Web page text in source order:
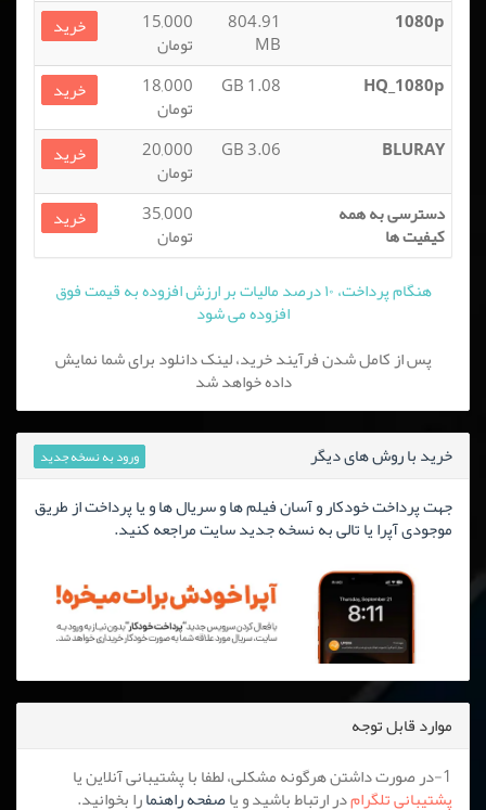
1080p
804.91
MB
15,000
تومان
خرید
HQ_1080p
1.08 GB
18,000
تومان
خرید
BLURAY
3.06 GB
20,000
تومان
خرید
دسترسی به همه
کیفیت ها
35,000
تومان
خرید
هنگام پرداخت، ۱۰ درصد مالیات بر ارزش افزوده به قیمت فوق
افزوده می شود
پس از کامل شدن فرآیند خرید، لینک دانلود برای شما نمایش
داده خواهد شد
خرید با روش های دیگر ورود به نسخه جدید
جهت پرداخت خودکار و آسان فیلم ها و سریال ها و یا پرداخت از طریق
موجودی آپرا یا تالی به نسخه جدید سایت مراجعه کنید.
موارد قابل توجه
1-در صورت داشتن هرگونه مشکلی، لطفا با پشتیبانی آنلاین یا
پشتیبانی تلگرامدر ارتباط باشید و یاصفحه راهنمارا بخوانید.